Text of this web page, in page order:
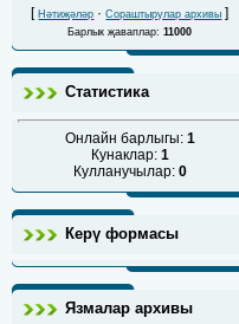
[Нәтиҗәләр ·Сораштырулар архивы ]
Барлык җаваплар:11000
Статистика
Онлайн барлыгы: 1
Кунаклар: 1
Кулланучылар: 0
Керү формасы
Язмалар архивы